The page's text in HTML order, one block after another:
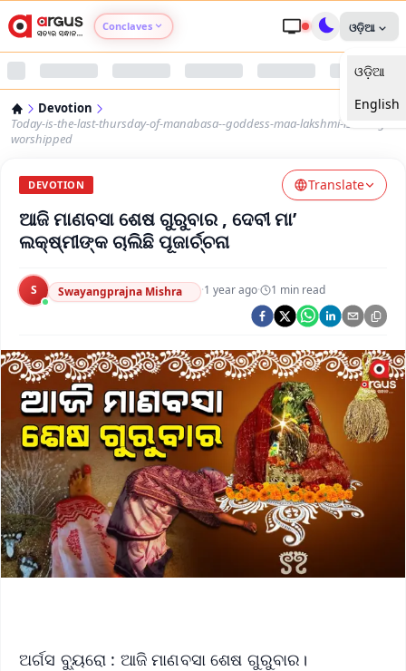
Conclaves
Argus Nari Shakti
Argus Health Connect
Argus Chalo Dekhein Apna Desh
ଓଡ଼ିଆ
ଓଡ଼ିଆ
English
Devotion
Today-is-the-last-thursday-of-manabasa--goddess-maa-lakshmi-is-being-
worshipped
DEVOTION Translate
ଆଜି ମାଣବସା ଶେଷ ଗୁରୁବାର , ଦେବୀ ମା’
ଲକ୍ଷ୍ମୀଙ୍କ ଚାଲିଛି ପୂଜାର୍ଚ୍ଚନା
S Swayangprajna Mishra ·1 year ago· 1 min read
ଅର୍ଗସ ବ୍ୟୁରୋ : ଆଜି ମାଣବସା ଶେଷ ଗୁରୁବାର।